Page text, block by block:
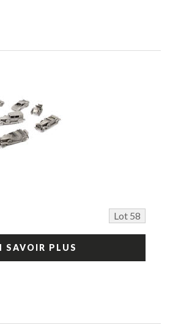
Lot 58
SAVOIR PLUS